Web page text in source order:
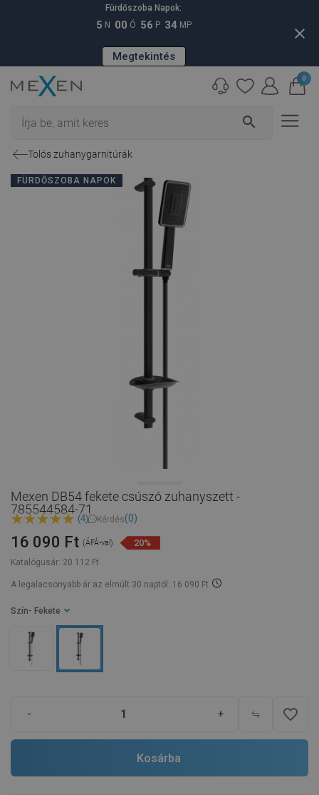
Fürdőszoba Napok:
5 N 00 Ó 56 P 33 MP
Megtekintés
close
search
0
Tolós zuhanygarnitúrák
FÜRDŐSZOBA NAPOK
Mexen DB54 fekete csúszó zuhanyszett -
785544584-71
(4) Kérdés(0)
Katalógusár: 20 112 Ft
16 090 Ft (ÁFÁ-val) 20%
A legalacsonyabb ár az elmúlt 30 naptól: 16 090 Ft
Szín - Fekete
- + favorite_border
Kosárba